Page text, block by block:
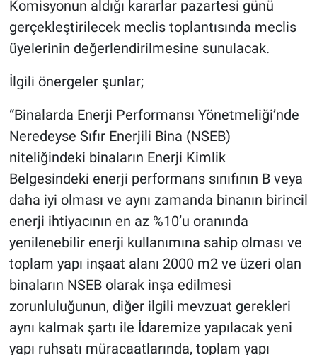
Komisyonun aldığı kararlar pazartesi günü
gerçekleştirilecek meclis toplantısında meclis
üyelerinin değerlendirilmesine sunulacak.
İlgili önergeler şunlar;
“Binalarda Enerji Performansı Yönetmeliği’nde
Neredeyse Sıfır Enerjili Bina (NSEB)
niteliğindeki binaların Enerji Kimlik
Belgesindeki enerji performans sınıfının B veya
daha iyi olması ve aynı zamanda binanın birincil
enerji ihtiyacının en az %10’u oranında
yenilenebilir enerji kullanımına sahip olması ve
toplam yapı inşaat alanı 2000 m2 ve üzeri olan
binaların NSEB olarak inşa edilmesi
zorunluluğunun, diğer ilgili mevzuat gerekleri
aynı kalmak şartı ile İdaremize yapılacak yeni
yapı ruhsatı müracaatlarında, toplam yapı